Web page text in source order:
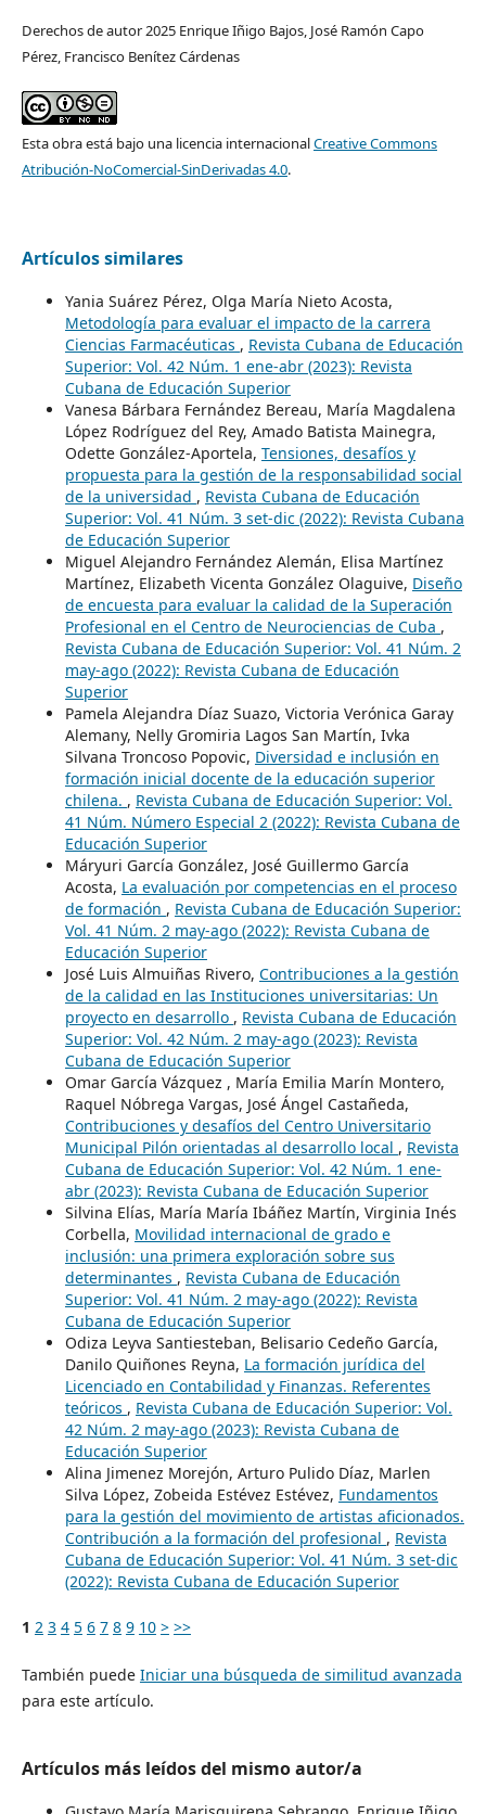
Derechos de autor 2025 Enrique Iñigo Bajos, José Ramón Capo
Pérez, Francisco Benítez Cárdenas
Esta obra está bajo una licencia internacionalCreative Commons
Atribución-NoComercial-SinDerivadas 4.0.
Artículos similares
Yania Suárez Pérez, Olga María Nieto Acosta,
Metodología para evaluar el impacto de la carrera
Ciencias Farmacéuticas , Revista Cubana de Educación
Superior: Vol. 42 Núm. 1 ene-abr (2023): Revista
Cubana de Educación Superior
Vanesa Bárbara Fernández Bereau, María Magdalena
López Rodríguez del Rey, Amado Batista Mainegra,
Odette González-Aportela, Tensiones, desafíos y
propuesta para la gestión de la responsabilidad social
de la universidad , Revista Cubana de Educación
Superior: Vol. 41 Núm. 3 set-dic (2022): Revista Cubana
de Educación Superior
Miguel Alejandro Fernández Alemán, Elisa Martínez
Martínez, Elizabeth Vicenta González Olaguive, Diseño
de encuesta para evaluar la calidad de la Superación
Profesional en el Centro de Neurociencias de Cuba ,
Revista Cubana de Educación Superior: Vol. 41 Núm. 2
may-ago (2022): Revista Cubana de Educación
Superior
Pamela Alejandra Díaz Suazo, Victoria Verónica Garay
Alemany, Nelly Gromiria Lagos San Martín, Ivka
Silvana Troncoso Popovic, Diversidad e inclusión en
formación inicial docente de la educación superior
chilena. , Revista Cubana de Educación Superior: Vol.
41 Núm. Número Especial 2 (2022): Revista Cubana de
Educación Superior
Máryuri García González, José Guillermo García
Acosta, La evaluación por competencias en el proceso
de formación , Revista Cubana de Educación Superior:
Vol. 41 Núm. 2 may-ago (2022): Revista Cubana de
Educación Superior
José Luis Almuiñas Rivero, Contribuciones a la gestión
de la calidad en las Instituciones universitarias: Un
proyecto en desarrollo , Revista Cubana de Educación
Superior: Vol. 42 Núm. 2 may-ago (2023): Revista
Cubana de Educación Superior
Omar García Vázquez , María Emilia Marín Montero,
Raquel Nóbrega Vargas, José Ángel Castañeda,
Contribuciones y desafíos del Centro Universitario
Municipal Pilón orientadas al desarrollo local , Revista
Cubana de Educación Superior: Vol. 42 Núm. 1 ene-
abr (2023): Revista Cubana de Educación Superior
Silvina Elías, María María Ibáñez Martín, Virginia Inés
Corbella, Movilidad internacional de grado e
inclusión: una primera exploración sobre sus
determinantes , Revista Cubana de Educación
Superior: Vol. 41 Núm. 2 may-ago (2022): Revista
Cubana de Educación Superior
Odiza Leyva Santiesteban, Belisario Cedeño García,
Danilo Quiñones Reyna, La formación jurídica del
Licenciado en Contabilidad y Finanzas. Referentes
teóricos , Revista Cubana de Educación Superior: Vol.
42 Núm. 2 may-ago (2023): Revista Cubana de
Educación Superior
Alina Jimenez Morejón, Arturo Pulido Díaz, Marlen
Silva López, Zobeida Estévez Estévez, Fundamentos
para la gestión del movimiento de artistas aficionados.
Contribución a la formación del profesional , Revista
Cubana de Educación Superior: Vol. 41 Núm. 3 set-dic
(2022): Revista Cubana de Educación Superior
1 2 3 4 5 6 7 8 9 10 > >>
También puede Iniciar una búsqueda de similitud avanzada
para este artículo.
Artículos más leídos del mismo autor/a